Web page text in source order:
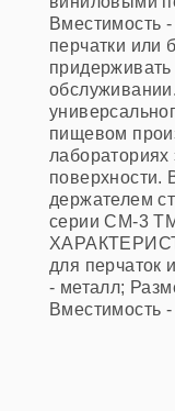
Вместимость
перчатки или
пищевом
поверхности.
держателем
серии СМ-3
для перчаток
- металл;
Вместимость -